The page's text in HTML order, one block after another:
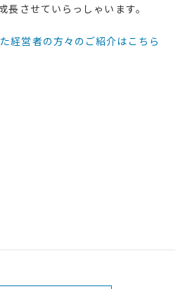
させていらっしゃいます。
経営者の方々のご紹介はこちら